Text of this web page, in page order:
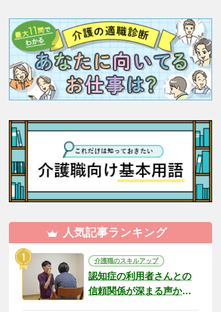
人気記事ランキング
介護職のスキルアップ
認知症の利用者さんとの
信頼関係が深まる声かけ